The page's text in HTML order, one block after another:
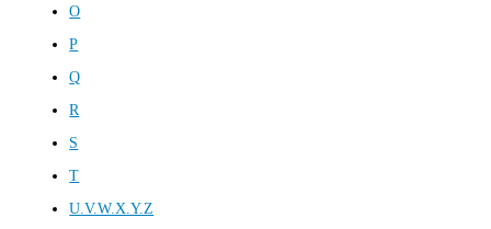
O
P
Q
R
S
T
U.V.W.X.Y.Z